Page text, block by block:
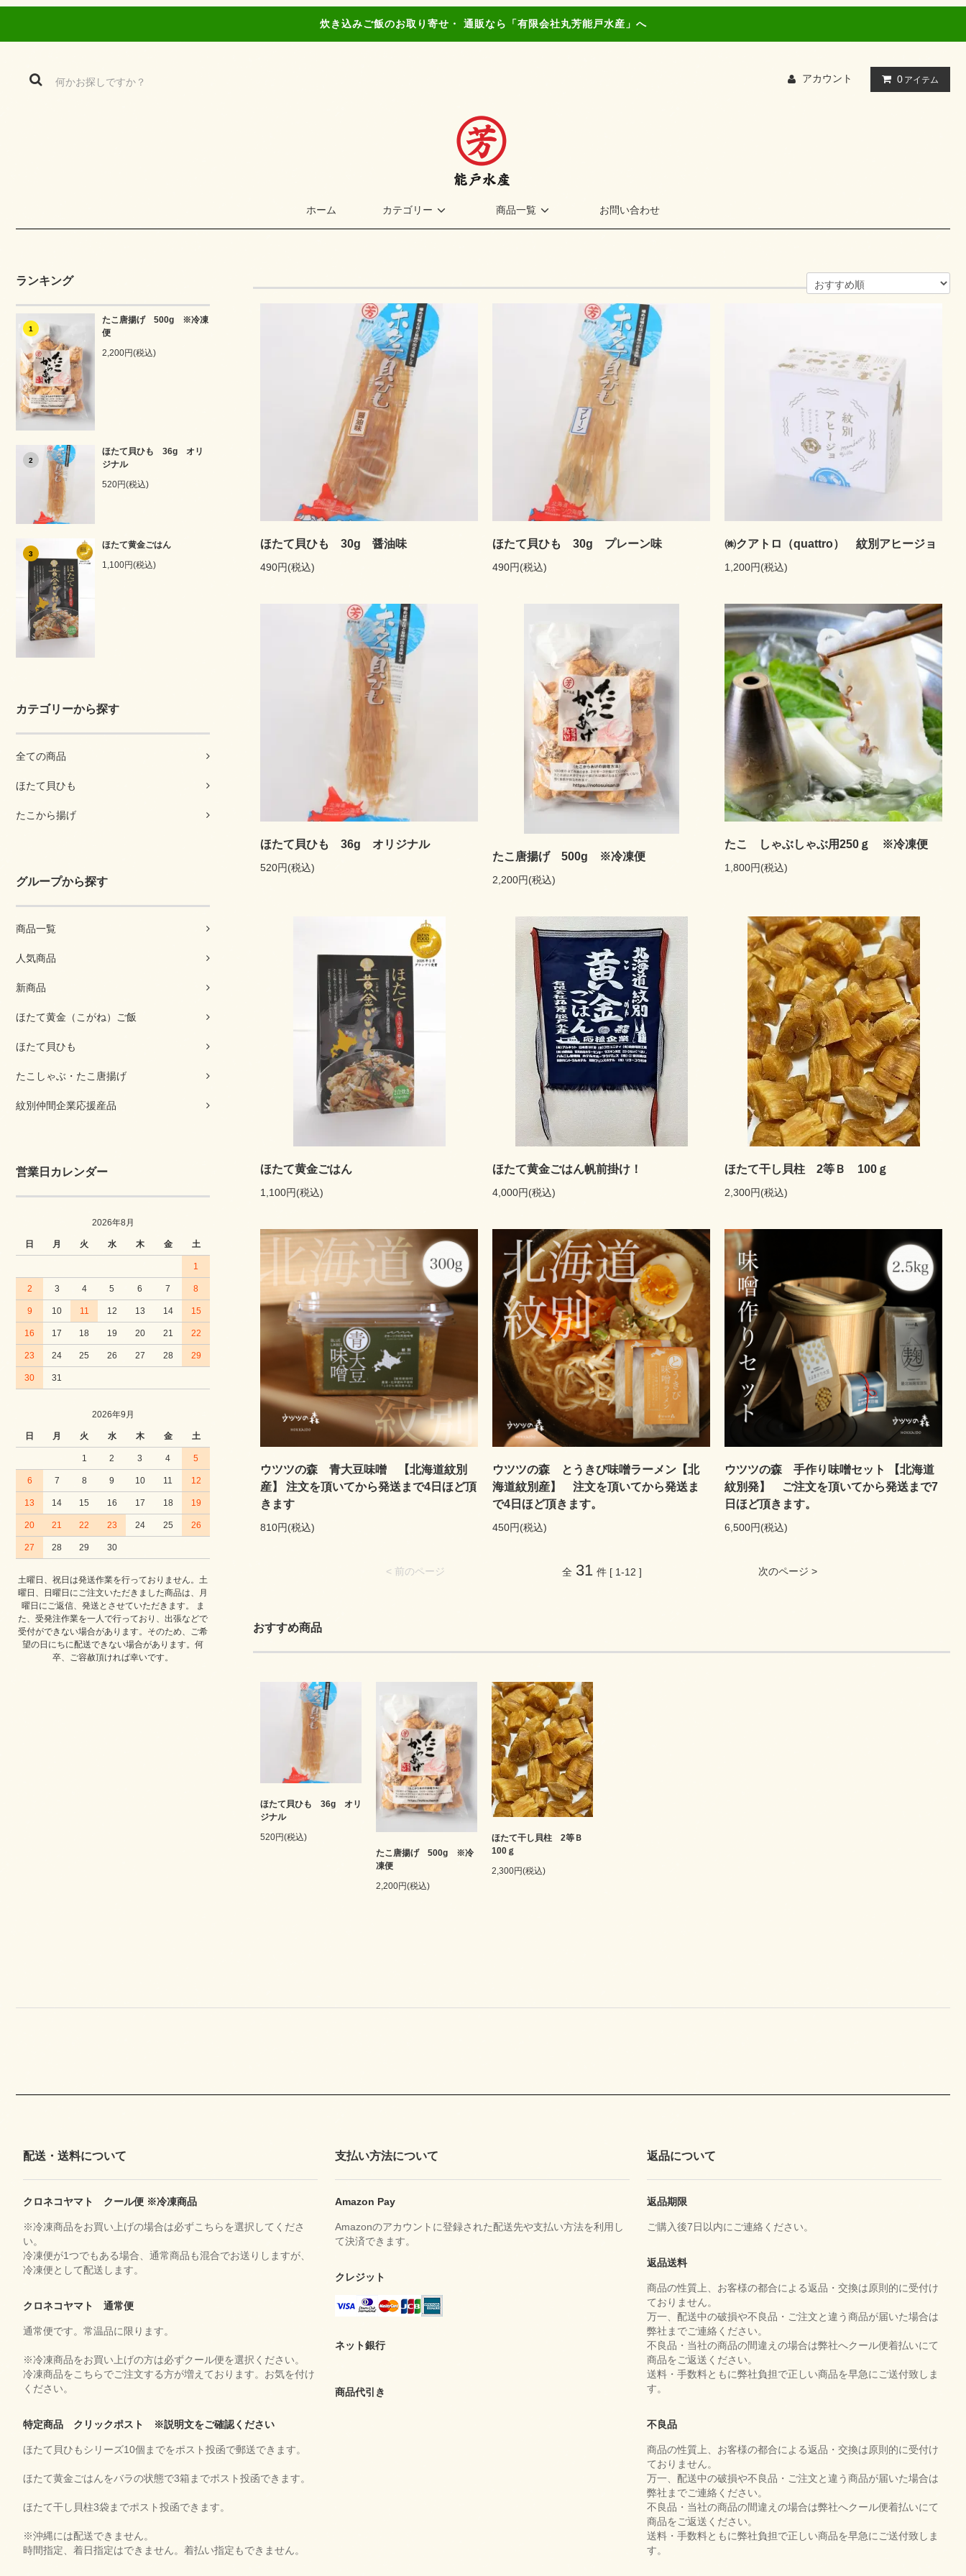
炊き込みご飯のお取り寄せ・ 通販なら「有限会社丸芳能戸水産」へ
アカウント 0 アイテム
ホーム カテゴリー 商品一覧 お問い合わせ
ランキング
1
たこ唐揚げ 500g ※冷凍
便
2,200円(税込)
2
ほたて貝ひも 36g オリ
ジナル
520円(税込)
3
ほたて黄金ごはん
1,100円(税込)
カテゴリーから探す
全ての商品
ほたて貝ひも
たこから揚げ
グループから探す
商品一覧
人気商品
新商品
ほたて黄金（こがね）ご飯
ほたて貝ひも
たこしゃぶ・たこ唐揚げ
紋別仲間企業応援産品
営業日カレンダー
2026年8月
日 月 火 水 木 金 土
1
2 3 4 5 6 7 8
9 10 11 12 13 14 15
16 17 18 19 20 21 22
23 24 25 26 27 28 29
30 31
2026年9月
日 月 火 水 木 金 土
1 2 3 4 5
6 7 8 9 10 11 12
13 14 15 16 17 18 19
20 21 22 23 24 25 26
27 28 29 30
土曜日、祝日は発送作業を行っておりません。土
曜日、日曜日にご注文いただきました商品は、月
曜日にご返信、発送とさせていただきます。 ま
た、受発注作業を一人で行っており、出張などで
受付ができない場合があります。そのため、ご希
望の日にちに配送できない場合があります。何
卒、ご容赦頂ければ幸いです。
ほたて貝ひも 30g 醤油味
490円(税込)
ほたて貝ひも 30g プレーン味
490円(税込)
㈱クアトロ（quattro） 紋別アヒージョ
1,200円(税込)
ほたて貝ひも 36g オリジナル
520円(税込)
たこ唐揚げ 500g ※冷凍便
2,200円(税込)
たこ しゃぶしゃぶ用250ｇ ※冷凍便
1,800円(税込)
ほたて黄金ごはん
1,100円(税込)
ほたて黄金ごはん帆前掛け！
4,000円(税込)
ほたて干し貝柱 2等Ｂ 100ｇ
2,300円(税込)
ウツツの森 青大豆味噌 【北海道紋別
産】 注文を頂いてから発送まで4日ほど頂
きます
810円(税込)
ウツツの森 とうきび味噌ラーメン【北
海道紋別産】 注文を頂いてから発送ま
で4日ほど頂きます。
450円(税込)
ウツツの森 手作り味噌セット 【北海道
紋別発】 ご注文を頂いてから発送まで7
日ほど頂きます。
6,500円(税込)
< 前のページ 次のページ >
全 31 件 [ 1-12 ]
おすすめ商品
ほたて貝ひも 36g オリ
ジナル
520円(税込)
たこ唐揚げ 500g ※冷
凍便
2,200円(税込)
ほたて干し貝柱 2等Ｂ
100ｇ
2,300円(税込)
配送・送料について
クロネコヤマト クール便 ※冷凍商品
※冷凍商品をお買い上げの場合は必ずこちらを選択してくださ
い。
冷凍便が1つでもある場合、通常商品も混合でお送りしますが、
冷凍便として配送します。
クロネコヤマト 通常便
通常便です。常温品に限ります。
※冷凍商品をお買い上げの方は必ずクール便を選択ください。
冷凍商品をこちらでご注文する方が増えております。お気を付け
ください。
特定商品 クリックポスト ※説明文をご確認ください
ほたて貝ひもシリーズ10個までをポスト投函で郵送できます。
ほたて黄金ごはんをバラの状態で3箱までポスト投函できます。
ほたて干し貝柱3袋までポスト投函できます。
※沖縄には配送できません。
時間指定、着日指定はできません。着払い指定もできません。
支払い方法について
Amazon Pay
Amazonのアカウントに登録された配送先や支払い方法を利用し
て決済できます。
クレジット
ネット銀行
商品代引き
返品について
返品期限
ご購入後7日以内にご連絡ください。
返品送料
商品の性質上、お客様の都合による返品・交換は原則的に受付け
ておりません。
万一、配送中の破損や不良品・ご注文と違う商品が届いた場合は
弊社までご連絡ください。
不良品・当社の商品の間違えの場合は弊社へクール便着払いにて
商品をご返送ください。
送料・手数料ともに弊社負担で正しい商品を早急にご送付致しま
す。
不良品
商品の性質上、お客様の都合による返品・交換は原則的に受付け
ておりません。
万一、配送中の破損や不良品・ご注文と違う商品が届いた場合は
弊社までご連絡ください。
不良品・当社の商品の間違えの場合は弊社へクール便着払いにて
商品をご返送ください。
送料・手数料ともに弊社負担で正しい商品を早急にご送付致しま
す。